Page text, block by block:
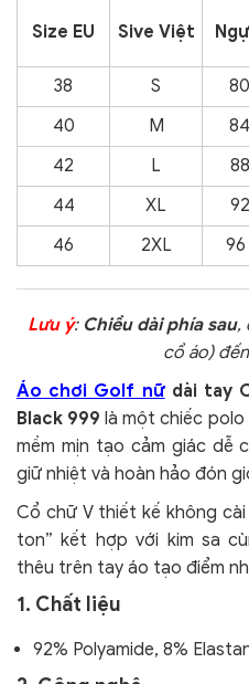
Size EU Sive Việt
38
S
40
M
42
L
44
XL
46
2XL 96
Lưu ý: Chiều dài phía sau,
cổ áo)
Áo chơi Golf nữdài tay
Black 999là một chiếc polo
mềm mịn tạo cảm giác dễ
giữ nhiệt và hoàn hảo đón
Cổ chữ V thiết kế không
ton” kết hợp với kim sa
thêu trên tay áo tạo điểm
1. Chất liệu
92% Polyamide, 8%